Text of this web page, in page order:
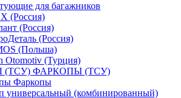
для багажников
(Россия)
(Россия)
(Россия)
(Польша)
Otomotiv (Турция)
ФАРКОПЫ (ТСУ)
Фаркопы